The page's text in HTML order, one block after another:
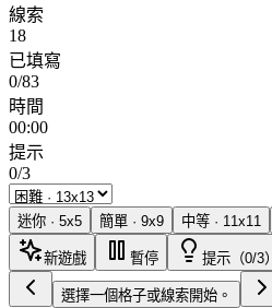
線索
18
已填寫
0/83
時間
00:00
提示
0/3
迷你 · 5x5 簡單 · 9x9 中等 · 11x11
新遊戲 暫停 提示（0/3）
選擇一個格子或線索開始。